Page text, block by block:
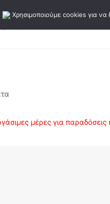
μέρες για παραδόσεις
Χρησιμοποιούμε cookies για να